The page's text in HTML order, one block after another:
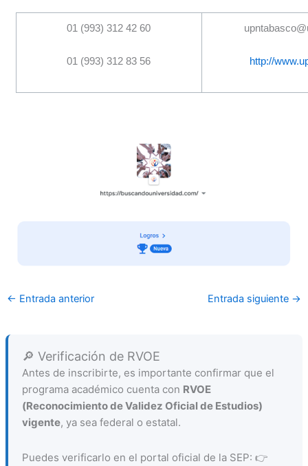
01 (993) 312 42 60
01 (993) 312 83 56 http://
← Entrada anterior Entrada siguiente →
🔎 Verificación de RVOE
Antes de inscribirte, es importante confirmar que el
programa académico cuenta con RVOE
(Reconocimiento de Validez Oficial de Estudios)
vigente, ya sea federal o estatal.
Puedes verificarlo en el portal oficial de la SEP: 👉